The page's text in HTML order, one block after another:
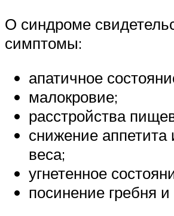
О синдроме
симптомы:
апатичное
малокровие;
расстройства
снижение аппетита
веса;
угнетенное
посинение гребня